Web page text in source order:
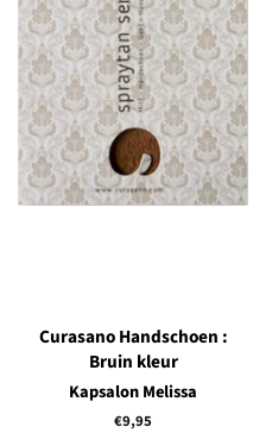
Curasano Handschoen :
Bruin kleur
Kapsalon Melissa
Normale
€9,95